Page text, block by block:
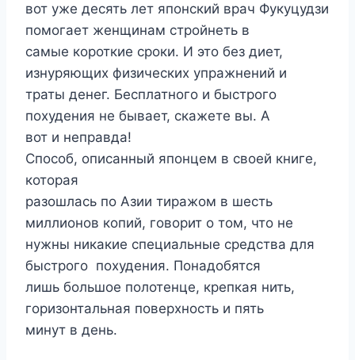
вот уже десять лет японский врач Фукуцудзи
помогает женщинам стройнеть в
самые короткие сроки. И это без диет,
изнуряющих физических упражнений и
траты денег. Бесплатного и быстрого
похудения не бывает, скажете вы. А
вот и неправда!
Способ, описанный японцем в своей книге,
которая
разошлась по Азии тиражом в шесть
миллионов копий, говорит о том, что не
нужны никакие специальные средства для
быстрого похудения. Понадобятся
лишь большое полотенце, крепкая нить,
горизонтальная поверхность и пять
минут в день.